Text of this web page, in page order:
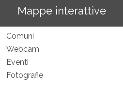
Mappe interattive
Comuni
Webcam
Eventi
Fotografie